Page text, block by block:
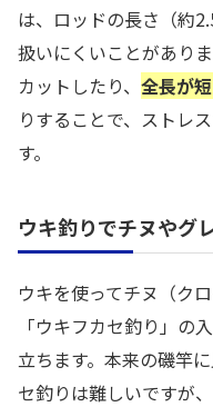
は、ロッドの長さ（約
扱いにくいことがあり
カットしたり、 全長が
りすることで、ストレ
す。
ウキ釣りでチヌやグ
ウキを使ってチヌ（ク
「ウキフカセ釣り」の
立ちます。本来の磯竿
セ釣りは難しいですが